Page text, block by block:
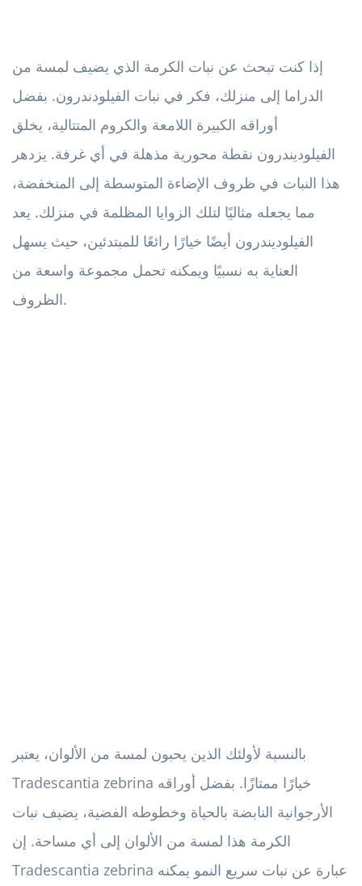
إذا كنت تبحث عن نبات الكرمة الذي يضيف لمسة من
الدراما إلى منزلك، فكر في نبات الفيلودندرون. بفضل
أوراقه الكبيرة اللامعة والكروم المتتالية، يخلق
الفيلوديندرون نقطة محورية مذهلة في أي غرفة. يزدهر
هذا النبات في ظروف الإضاءة المتوسطة إلى المنخفضة،
مما يجعله مثاليًا لتلك الزوايا المظلمة في منزلك. يعد
الفيلوديندرون أيضًا خيارًا رائعًا للمبتدئين، حيث يسهل
العناية به نسبيًا ويمكنه تحمل مجموعة واسعة من
الظروف.
بالنسبة لأولئك الذين يحبون لمسة من الألوان، يعتبر
Tradescantia zebrina خيارًا ممتازًا. بفضل أوراقه
الأرجوانية النابضة بالحياة وخطوطه الفضية، يضيف نبات
الكرمة هذا لمسة من الألوان إلى أي مساحة. إن
Tradescantia zebrina عبارة عن نبات سريع النمو يمكنه